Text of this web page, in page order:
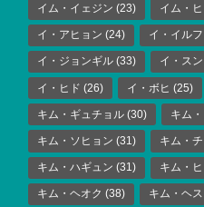
イム・イェジン (23) イム・
イ・アヒョン (24) イ・イル
イ・ジョンギル (33) イ・ス
イ・ヒド (26) イ・ボヒ (25)
キム・ギュチョル (30) キム
キム・ソヒョン (31) キム・
キム・ハギュン (31) キム・
キム・ヘオク (38) キム・ヘス